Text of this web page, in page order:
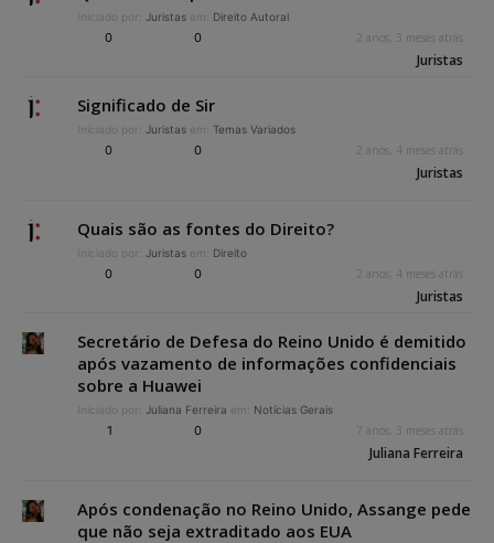
Iniciado por: Juristas em: Direito Autoral
0 0 2 anos, 3 meses atrás
Juristas
Significado de Sir
Iniciado por: Juristas em: Temas Variados
0 0 2 anos, 4 meses atrás
Juristas
Quais são as fontes do Direito?
Iniciado por: Juristas em: Direito
0 0 2 anos, 4 meses atrás
Juristas
Secretário de Defesa do Reino Unido é demitido
após vazamento de informações confidenciais
sobre a Huawei
Iniciado por: Juliana Ferreira em: Notícias Gerais
1 0 7 anos, 3 meses atrás
Juliana Ferreira
Após condenação no Reino Unido, Assange pede
que não seja extraditado aos EUA